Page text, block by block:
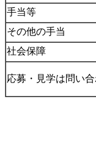
手当等
その他の手当
社会保障
応募・見学は問い